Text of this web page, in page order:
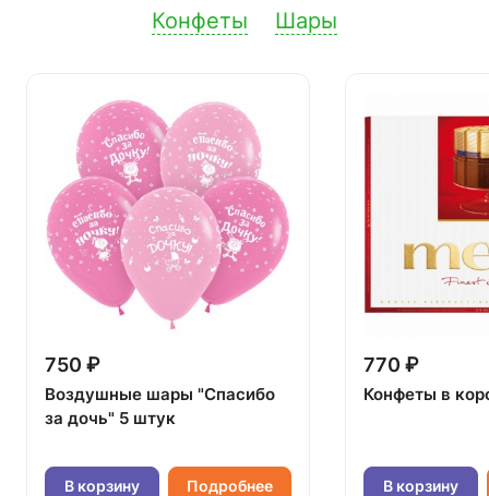
Конфеты Шары
750 ₽
Воздушные шары "Спасибо
за дочь" 5 штук
В корзину Подробнее
770 ₽
Конфеты в
В корзину